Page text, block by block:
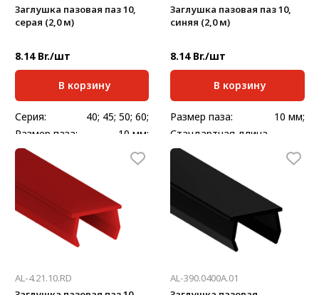
Заглушка пазовая паз 10,
серая (2,0 м)
8.14 Br./шт
В корзину
Серия:
40; 45; 50; 60;
Размер паза:
10 мм;
Стандартная длина,
2000
Масса, кг/шт:
Заглушка пазовая паз 10,
синяя (2,0 м)
8.14 Br./шт
В корзину
Размер паза:
10 мм;
Стандартная длина,
мм:
Масса, кг/шт:
0,068
AL-4.21.10.RD
AL-390.0400A.01